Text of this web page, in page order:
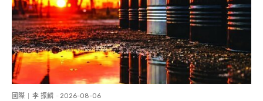
國際 李 振麟 - 2026-08-06